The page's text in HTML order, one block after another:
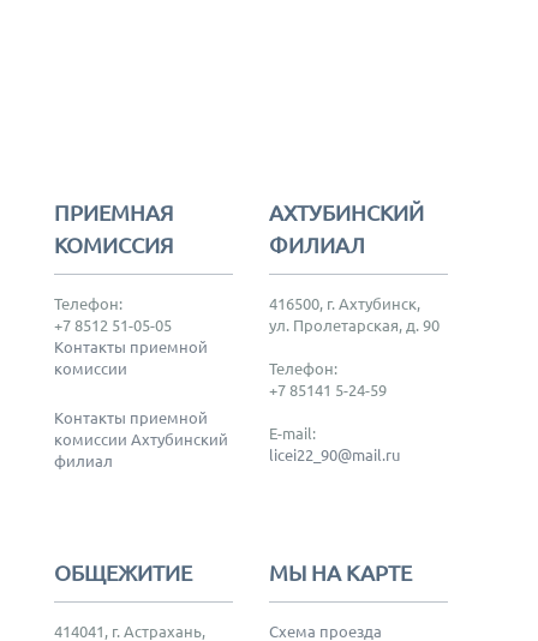
ПРИЕМНАЯ
КОМИССИЯ
Телефон:
+7 8512 51-05-05
Контакты приемной
комиссии
Контакты приемной
комиссии Ахтубинский
филиал
АХТУБИНСКИЙ
ФИЛИАЛ
416500, г. Ахтубинск,
ул. Пролетарская, д. 90
Телефон:
+7 85141 5-24-59
E-mail:
licei22_90@mail.ru
ОБЩЕЖИТИЕ
414041, г. Астрахань,
МЫ НА КАРТЕ
Схема проезда